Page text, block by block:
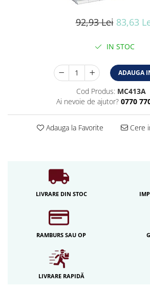
Lampi de birou
Profil aluminiu
Becuri LED
Uncategorized
Profil banda LED
Iluminat festiv
Fotosenzori si Senzori de miscare
Sina Magnetica Slim LIMBO
92,93 Lei 83,63
IN STOC
ADAUGA
Cod Produs: MC413A
Ai nevoie de ajutor? 0770
Adauga la Favorite Cere
LIVRARE DIN STOC
RAMBURS SAU OP
LIVRARE RAPIDĂ